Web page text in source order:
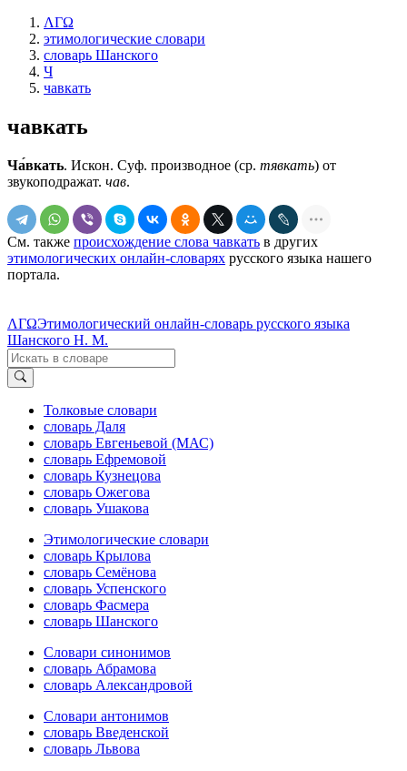
ΛΓΩ
этимологические словари
словарь Шанского
Ч
чавкать
чавкать
Ча́вкать. Искон. Суф. производное (ср. тявкать) от
звукоподражат. чав.
См. также происхождение слова чавкать в других
этимологических онлайн-словарях русского языка нашего
портала.
ΛΓΩЭтимологический онлайн-словарь русского языка
Шанского Н. М.
Толковые словари
словарь Даля
словарь Евгеньевой (МАС)
словарь Ефремовой
словарь Кузнецова
словарь Ожегова
словарь Ушакова
Этимологические словари
словарь Крылова
словарь Семёнова
словарь Успенского
словарь Фасмера
словарь Шанского
Словари синонимов
словарь Абрамова
словарь Александровой
Словари антонимов
словарь Введенской
словарь Львова